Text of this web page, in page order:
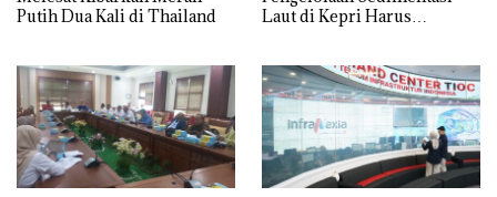
Putih Dua Kali di Thailand
Laut di Kepri Harus
dengan Konservasi